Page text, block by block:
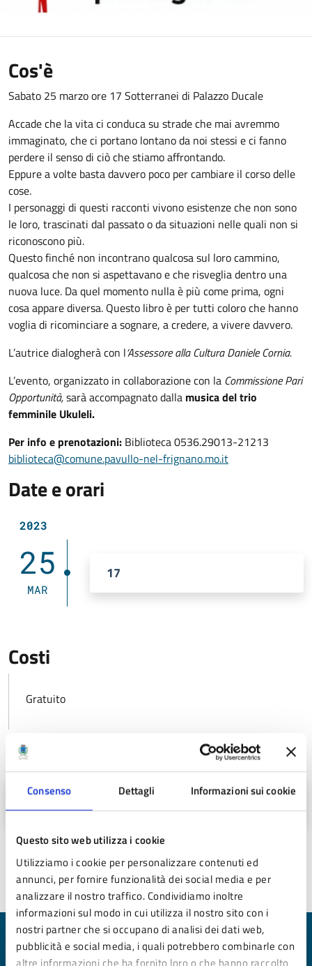
Consenso Dettagli Informazioni sui cookie
Questo sito web utilizza i cookie
Utilizziamo i cookie per personalizzare contenuti ed
annunci, per fornire funzionalità dei social media e per
analizzare il nostro traffico. Condividiamo inoltre
informazioni sul modo in cui utilizza il nostro sito con i
nostri partner che si occupano di analisi dei dati web,
pubblicità e social media, i quali potrebbero combinarle con
altre informazioni che ha fornito loro o che hanno raccolto
Cos'è
Sabato 25 marzo ore 17 Sotterranei di Palazzo Ducale
Accade che la vita ci conduca su strade che mai avremmo
immaginato, che ci portano lontano da noi stessi e ci fanno
perdere il senso di ciò che stiamo affrontando.
Eppure a volte basta davvero poco per cambiare il corso delle
cose.
I personaggi di questi racconti vivono esistenze che non sono
le loro, trascinati dal passato o da situazioni nelle quali non si
riconoscono più.
Questo finché non incontrano qualcosa sul loro cammino,
qualcosa che non si aspettavano e che risveglia dentro una
nuova luce. Da quel momento nulla è più come prima, ogni
cosa appare diversa. Questo libro è per tutti coloro che hanno
voglia di ricominciare a sognare, a credere, a vivere davvero.
L’autrice dialogherà con l‘Assessore alla Cultura Daniele Cornia.
L’evento, organizzato in collaborazione con la Commissione Pari
Opportunità,sarà accompagnato dalla musica del trio
femminile Ukuleli.
Per info e prenotazioni: Biblioteca 0536.29013-21213
biblioteca@comune.pavullo-nel-frignano.mo.it
Date e orari
2023
25
MAR
17
Costi
Gratuito
Allegati
Presentazione Pavullo (PDF - 1.016 KB)
Ultimo aggiornamento:23/03/2023 12:56
Quanto sono chiare le informazioni su questa